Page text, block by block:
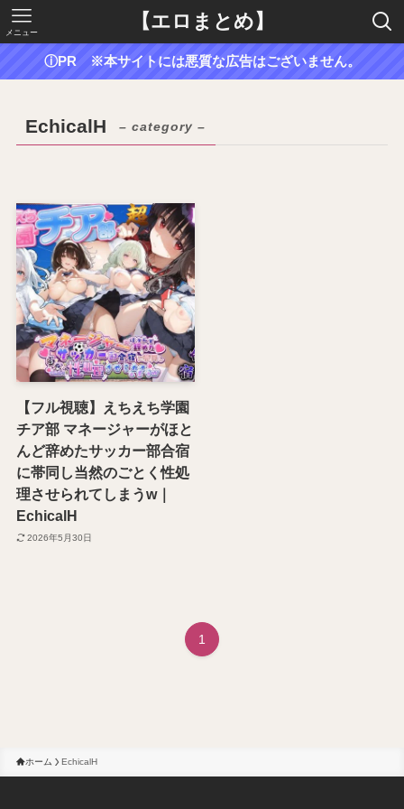
【エロまとめ】
メニュー
ⓘPR ※本サイトには悪質な広告はございません。
EchicalH – category –
【フル視聴】えちえち学園
チア部 マネージャーがほと
んど辞めたサッカー部合宿
に帯同し当然のごとく性処
理させられてしまうw｜
EchicalH
2026年5月30日
1
ホーム EchicalH